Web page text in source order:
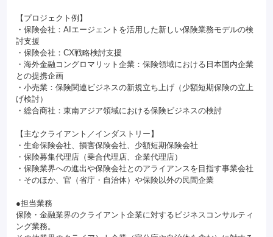
【プロジェクト例】
・保険会社：AIエージェントを活用した新しい保険業務モデルの検
討支援
・保険会社：CX戦略検討支援
・海外金融コングロマリット企業：保険領域における日本国内企業
との提携企画
・小売業：保険関連ビジネスの新規立ち上げ（少額短期保険の立上
げ検討）
・総合商社：東南アジア領域における保険ビジネスの検討
【主なクライアント／インダストリー】
・生命保険会社、損害保険会社、少額短期保険会社
・保険募集代理店（乗合代理店、企業代理店）
・保険業界への進出や保険会社とのアライアンスを目指す事業会社
・そのほか、官（省庁・自治体）や保険以外の民間企業
●担当業務
保険・金融業界のクライアント企業に対するビジネスコンサルティ
ング業務。